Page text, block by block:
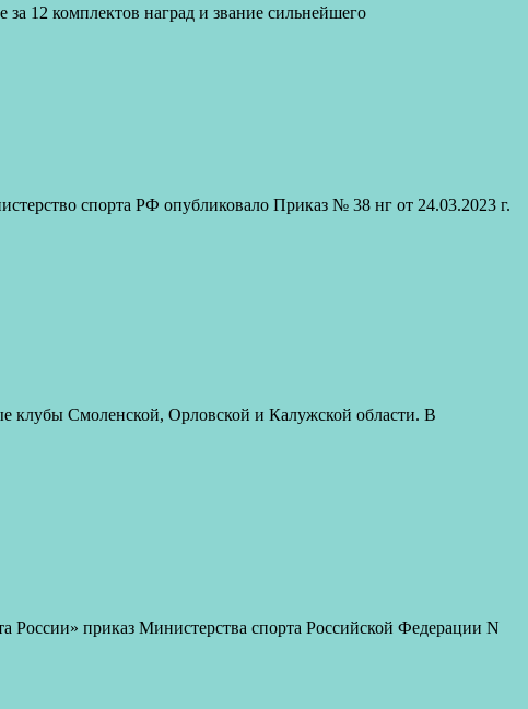
12 комплектов наград и звание сильнейшего
спорта РФ опубликовало Приказ № 38 нг от 24.03.2023 г.
клубы Смоленской, Орловской и Калужской области. В
приказ Министерства спорта Российской Федерации N